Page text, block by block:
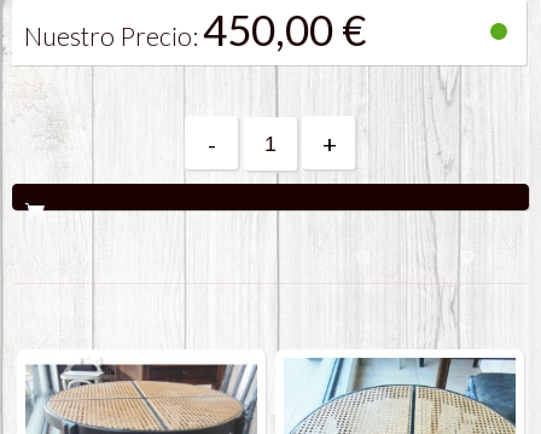
Nuestro Precio: 450,00 €
- +